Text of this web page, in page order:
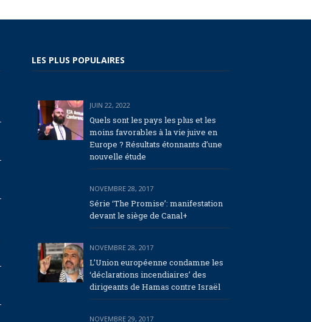
LES PLUS POPULAIRES
JUIN 22, 2022
Quels sont les pays les plus et les
moins favorables à la vie juive en
Europe ? Résultats étonnants d’une
nouvelle étude
NOVEMBRE 28, 2017
Série ‘The Promise’: manifestation
devant le siège de Canal+
NOVEMBRE 28, 2017
L’Union européenne condamne les
‘déclarations incendiaires’ des
dirigeants de Hamas contre Israël
NOVEMBRE 29, 2017